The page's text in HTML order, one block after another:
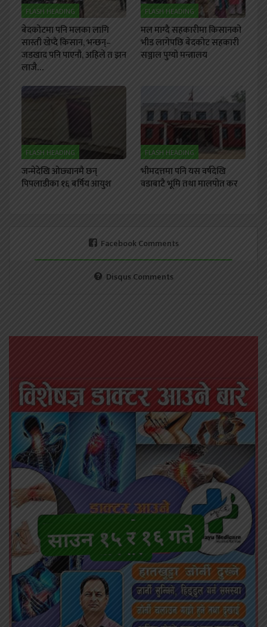
FLASH HEADING
बेदकोटमा पनि मलका लागि
सास्ती खेप्दै किसान, भन्छन्–
जडखाद पनि पाएनौ, अहिले त झन
लाजै…
FLASH HEADING
मल माग्दै सहकारीमा किसानको
भीड लागेपछि बेदकोट सहकारी
सञ्जाल पुग्यो मन्त्रालय
FLASH HEADING
जन्मेदेखि ओछ्यानमै छन्
पिपलाडीका १६ बर्षिय आयुश
FLASH HEADING
भीमदत्तमा पनि यस वर्षदेखि
वडाबाटै भूमि तथा मालपोत कर
Facebook Comments
Disqus Comments